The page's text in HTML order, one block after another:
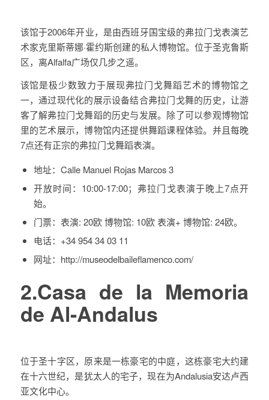
该馆于2006年开业，是由西班牙国宝级的弗拉门戈表演艺
术家克里斯蒂娜·霍约斯创建的私人博物馆。位于圣克鲁斯
区，离Alfalfa广场仅几步之遥。
该馆是极少数致力于展现弗拉门戈舞蹈艺术的博物馆之
一，通过现代化的展示设备结合弗拉门戈舞的历史，让游
客了解弗拉门戈舞蹈的历史与发展。除了可以参观博物馆
里的艺术展示，博物馆内还提供舞蹈课程体验。并且每晚
7点还有正宗的弗拉门戈舞蹈表演。
地址： Calle Manuel Rojas Marcos 3
开放时间： 10:00-17:00；弗拉门戈表演于晚上7点开
始。
门票： 表演: 20欧 博物馆: 10欧 表演+ 博物馆: 24欧。
电话： +34 954 34 03 11
网址： http://museodelbaileflamenco.com/
2.Casa de la Memoria
de Al-Andalus
位于圣十字区，原来是一栋豪宅的中庭，这栋豪宅大约建
在十六世纪，是犹太人的宅子，现在为Andalusia安达卢西
亚文化中心。